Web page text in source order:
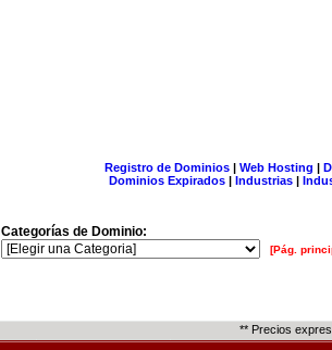
Registro de Dominios| Web Hosting |
Dominios Expirados | Industrias |
Categorías de Dominio:
[Pág.
** Precios